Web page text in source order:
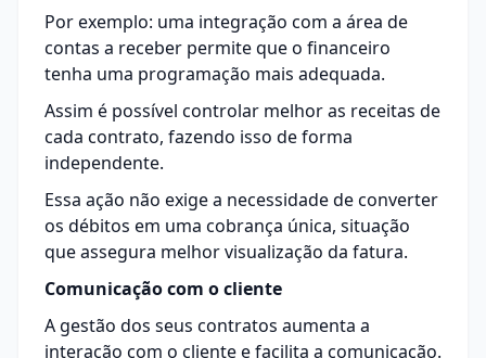
Por exemplo: uma integração com a área de
contas a receber permite que o financeiro
tenha uma programação mais adequada.
Assim é possível controlar melhor as receitas de
cada contrato, fazendo isso de forma
independente.
Essa ação não exige a necessidade de converter
os débitos em uma cobrança única, situação
que assegura melhor visualização da fatura.
Comunicação com o cliente
A gestão dos seus contratos aumenta a
interação com o cliente e facilita a comunicação.